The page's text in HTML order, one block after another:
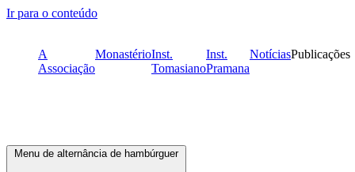
Ir para o conteúdo
A
Associação
MonastérioInst.
Tomasiano
Inst.
Pramana
NotíciasPublicações
Menu de alternância de hambúrguer